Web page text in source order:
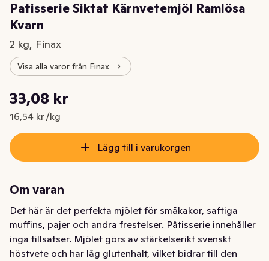
Patisserie Siktat Kärnvetemjöl Ramlösa
Kvarn
2 kg, Finax
Visa alla varor från Finax
Nuvarande pris är: 33,08 kr
33,08 kr
16,54 kr /kg
Styckpris: 16,54 kr /kg
Lägg till i varukorgen
Om varan
Det här är det perfekta mjölet för småkakor, saftiga
muffins, pajer och andra frestelser. Pâtisserie innehåller
inga tillsatser. Mjölet görs av stärkelserikt svenskt
höstvete och har låg glutenhalt, vilket bidrar till den